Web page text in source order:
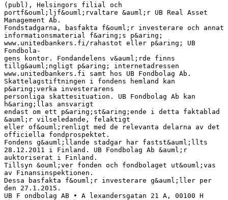
(publ), Helsingors filial och
portf&ouml;ljf&ouml;rvaltare &auml;r UB Real Asset
Management Ab.
Fondstadgarna, basfakta f&ouml;r investerare och annat
informationsmaterial f&aring;s p&aring;
www.unitedbankers.fi/rahastot eller p&aring; UB
Fondbola-
gens kontor. Fondandelens v&auml;rde finns
tillg&auml;ngligt p&aring; internetadressen
www.unitedbankers.fi samt hos UB Fondbolag Ab.
Skattelagstiftningen i fondens hemland kan
p&aring;verka investerarens
personliga skattesituation. UB Fondbolag Ab kan
h&aring;llas ansvarigt
endast om ett p&aring;st&aring;ende i detta faktablad
&auml;r vilseledande, felaktigt
eller of&ouml;renligt med de relevanta delarna av det
officiella fondprospektet.
Fondens g&auml;llande stadgar har fastst&auml;llts
28.12.2011 i Finland. UB Fondbolag Ab &auml;r
auktoriserat i Finland.
Tillsyn &ouml;ver fonden och fondbolaget ut&ouml;vas
av Finansinspektionen.
Dessa basfakta f&ouml;r investerare g&auml;ller per
den 27.1.2015.
UB F ondbolag AB • A lexandersgatan 21 A, 00100 H